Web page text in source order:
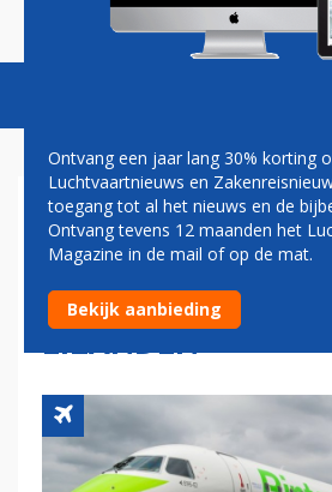
Magazine Podcasts
BINTER KOMT MET
CLASS OP
MADRID EN
EILANDEN
Ontvang een jaar lang 30% korting
Luchtvaartnieuws en
toegang tot al het nieuws en de
Ontvang tevens 12 maanden het
Magazine in de mail of op de mat.
Bekijk aanbieding